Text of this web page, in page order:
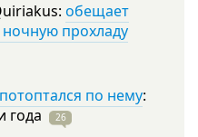
обещает
прохладу
по нему:
года 26